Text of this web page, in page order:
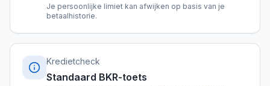
Je persoonlijke limiet kan afwijken op basis van je
betaalhistorie.
Kredietcheck
Standaard BKR-toets